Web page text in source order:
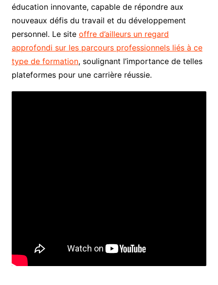
éducation innovante, capable de répondre aux
nouveaux défis du travail et du développement
personnel. Le site offre d’ailleurs un regard
approfondi sur les parcours professionnels liés à ce
type de formation, soulignant l’importance de telles
plateformes pour une carrière réussie.